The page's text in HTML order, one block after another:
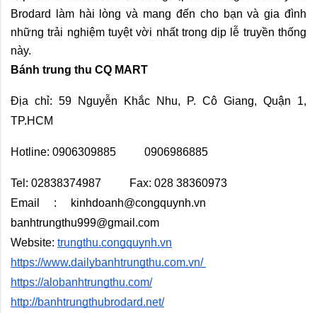
Brodard làm hài lòng và mang đến cho bạn và gia đình
những trải nghiệm tuyệt vời nhất trong dịp lễ truyền thống
này.
Bánh trung thu CQ MART
Địa chỉ: 59 Nguyễn Khắc Nhu, P. Cô Giang, Quận 1,
TP.HCM
Hotline: 0906309885 0906986885
Tel: 02838374987 Fax: 028 38360973
Email : kinhdoanh@congquynh.vn
banhtrungthu999@gmail.com
Website: trungthu.congquynh.vn
https://www.dailybanhtrungthu.com.vn/
https://alobanhtrungthu.com/
http://banhtrungthubrodard.net/